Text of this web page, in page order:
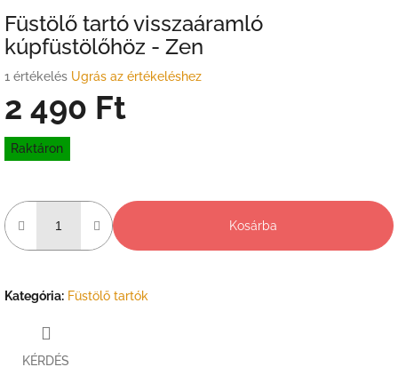
Füstölő tartó visszaáramló
kúpfüstölőhöz - Zen
A
átlagos
értékelése
5-
ből
csillag.
1 értékelés Ugrás az értékeléshez
2 490 Ft
Egységár:
Raktáron
Kosárba
Kategória: Füstölő tartók
KÉRDÉS